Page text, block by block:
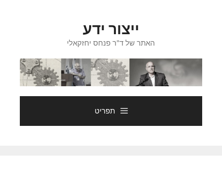
ייצור ידע
האתר של ד"ר פנחס יחזקאלי
תפריט